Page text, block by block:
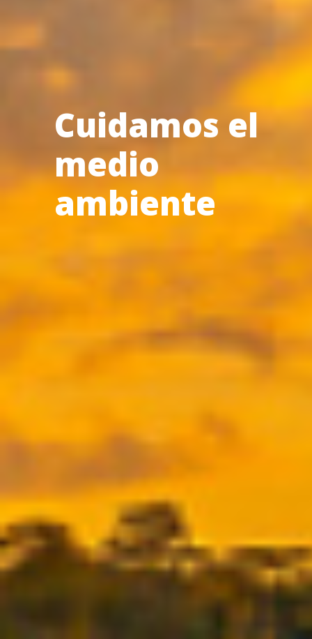
Cuidamos el
medio
ambiente